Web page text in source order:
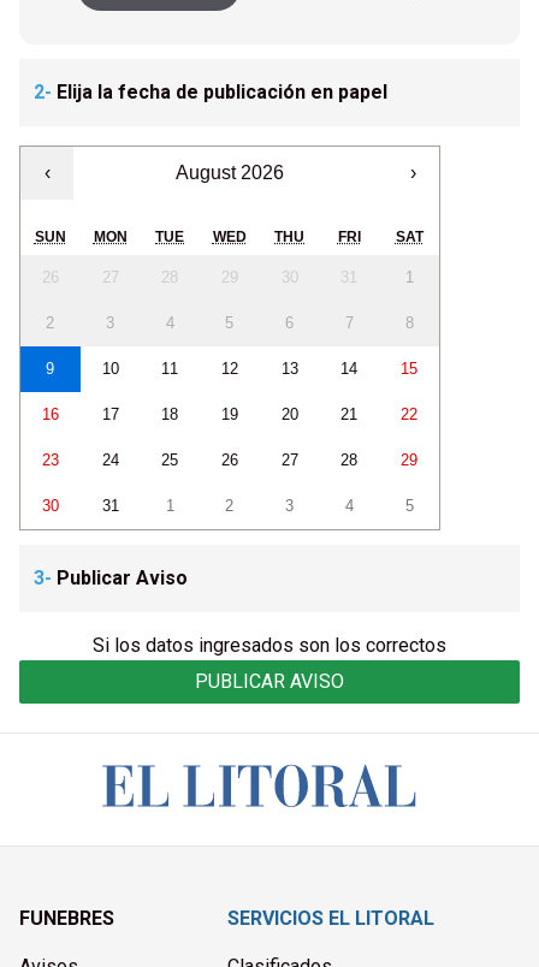
2- Elija la fecha de publicación en papel
‹ August 2026 ›
SUN MON TUE WED THU FRI SAT
26 27 28 29 30 31 1
2 3 4 5 6 7 8
9 10 11 12 13 14 15
16 17 18 19 20 21 22
23 24 25 26 27 28 29
30 31 1 2 3 4 5
3- Publicar Aviso
Si los datos ingresados son los correctos
PUBLICAR AVISO
FUNEBRES SERVICIOS EL LITORAL